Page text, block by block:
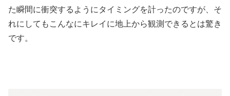
た瞬間に衝突するようにタイミングを計ったのですが、そ
れにしてもこんなにキレイに地上から観測できるとは驚き
です。